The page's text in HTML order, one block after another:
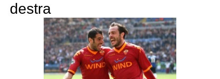
destra